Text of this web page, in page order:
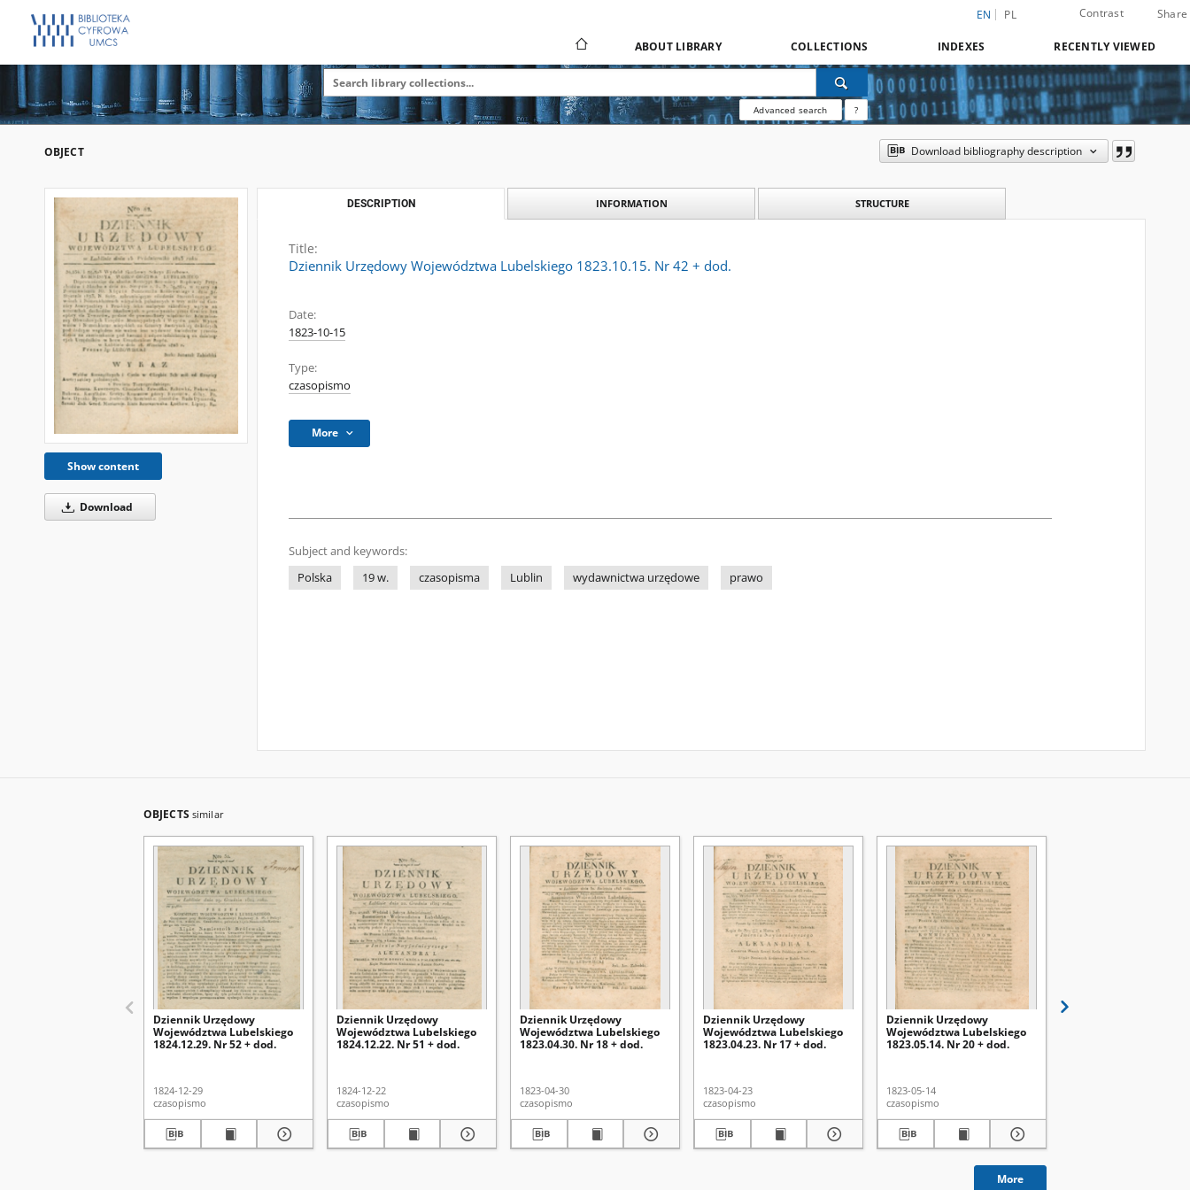
EN PL Contrast Share
ABOUT LIBRARY COLLECTIONS INDEXES RECENTLY VIEWED
Advanced search ?
OBJECT Download bibliography description
Show content
Download
DESCRIPTION INFORMATION STRUCTURE
Title:
Dziennik Urzędowy Województwa Lubelskiego 1823.10.15. Nr 42 + dod.
Date:
1823-10-15
Type:
czasopismo
More
Subject and keywords:
Polska
19 w. czasopisma Lublin wydawnictwa urzędowe prawo
OBJECTS similar
Dziennik Urzędowy
Województwa Lubelskiego
1824.12.29. Nr 52 + dod.
1824-12-29
czasopismo
Dziennik Urzędowy
Województwa Lubelskiego
1824.12.22. Nr 51 + dod.
1824-12-22
czasopismo
Dziennik Urzędowy
Województwa Lubelskiego
1823.04.30. Nr 18 + dod.
1823-04-30
czasopismo
Dziennik Urzędowy
Województwa Lubelskiego
1823.04.23. Nr 17 + dod.
1823-04-23
czasopismo
Dziennik Urzędowy
Województwa Lubelskiego
1823.05.14. Nr 20 + dod.
1823-05-14
czasopismo
More